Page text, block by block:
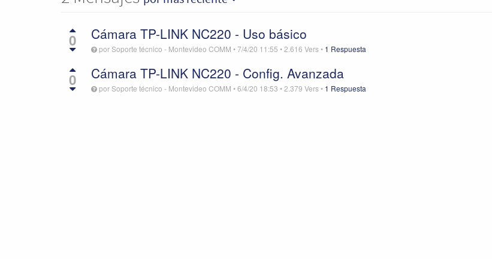
0 Cámara TP-LINK NC220 - Uso básico
porSoporte técnico - Montevideo COMM •7/4/20 11:55 •2.616 Vers• 1 Respuesta
0 Cámara TP-LINK NC220 - Config. Avanzada
porSoporte técnico - Montevideo COMM •6/4/20 18:53 •2.379 Vers• 1 Respuesta